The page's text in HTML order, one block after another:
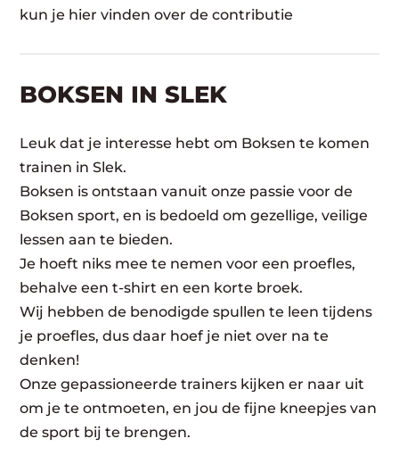
kun je hier vinden over de contributie
BOKSEN IN SLEK
Leuk dat je interesse hebt om Boksen te komen
trainen in Slek.
Boksen is ontstaan vanuit onze passie voor de
Boksen sport, en is bedoeld om gezellige, veilige
lessen aan te bieden.
Je hoeft niks mee te nemen voor een proefles,
behalve een t-shirt en een korte broek.
Wij hebben de benodigde spullen te leen tijdens
je proefles, dus daar hoef je niet over na te
denken!
Onze gepassioneerde trainers kijken er naar uit
om je te ontmoeten, en jou de fijne kneepjes van
de sport bij te brengen.